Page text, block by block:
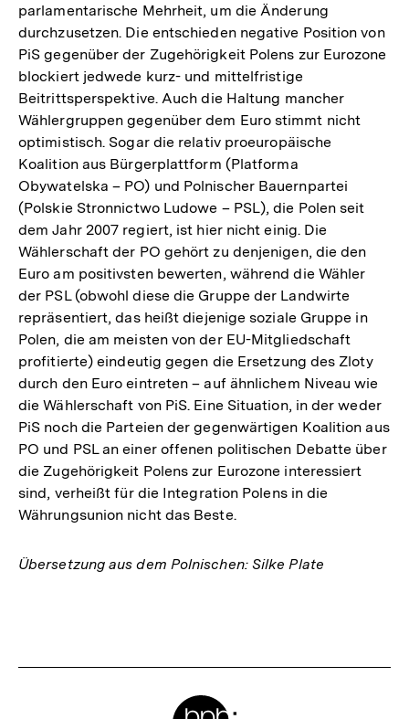
parlamentarische Mehrheit, um die Änderung
durchzusetzen. Die entschieden negative Position von
PiS gegenüber der Zugehörigkeit Polens zur Eurozone
blockiert jedwede kurz- und mittelfristige
Beitrittsperspektive. Auch die Haltung mancher
Wählergruppen gegenüber dem Euro stimmt nicht
optimistisch. Sogar die relativ proeuropäische
Koalition aus Bürgerplattform (Platforma
Obywatelska – PO) und Polnischer Bauernpartei
(Polskie Stronnictwo Ludowe – PSL), die Polen seit
dem Jahr 2007 regiert, ist hier nicht einig. Die
Wählerschaft der PO gehört zu denjenigen, die den
Euro am positivsten bewerten, während die Wähler
der PSL (obwohl diese die Gruppe der Landwirte
repräsentiert, das heißt diejenige soziale Gruppe in
Polen, die am meisten von der EU-Mitgliedschaft
profitierte) eindeutig gegen die Ersetzung des Zloty
durch den Euro eintreten – auf ähnlichem Niveau wie
die Wählerschaft von PiS. Eine Situation, in der weder
PiS noch die Parteien der gegenwärtigen Koalition aus
PO und PSL an einer offenen politischen Debatte über
die Zugehörigkeit Polens zur Eurozone interessiert
sind, verheißt für die Integration Polens in die
Währungsunion nicht das Beste.
Übersetzung aus dem Polnischen: Silke Plate